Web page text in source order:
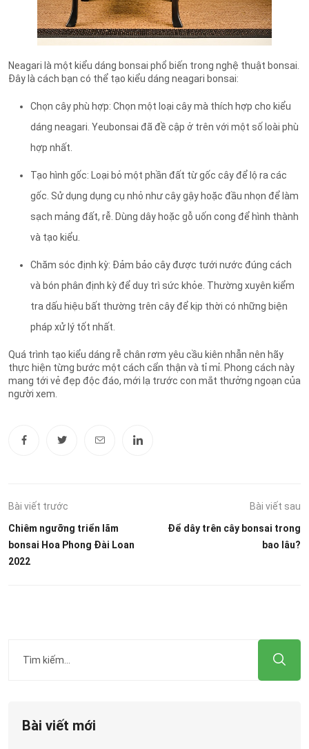
Neagari là một kiểu dáng bonsai phổ biến trong nghệ thuật bonsai.
Đây là cách bạn có thể tạo kiểu dáng neagari bonsai:
Chọn cây phù hợp: Chọn một loại cây mà thích hợp cho kiểu
dáng neagari. Yeubonsai đã đề cập ở trên với một số loài phù
hợp nhất.
Tạo hình gốc: Loại bỏ một phần đất từ gốc cây để lộ ra các
gốc. Sử dụng dụng cụ nhỏ như cây gậy hoặc đầu nhọn để làm
sạch mảng đất, rễ. Dùng dây hoặc gỗ uốn cong để hình thành
và tạo kiểu.
Chăm sóc định kỳ: Đảm bảo cây được tưới nước đúng cách
và bón phân định kỳ để duy trì sức khỏe. Thường xuyên kiểm
tra dấu hiệu bất thường trên cây để kịp thời có những biện
pháp xử lý tốt nhất.
Quá trình tạo kiểu dáng rễ chân rơm yêu cầu kiên nhẫn nên hãy
thực hiện từng bước một cách cẩn thận và tỉ mỉ. Phong cách này
mang tới vẻ đẹp độc đáo, mới lạ trước con mắt thưởng ngoạn của
người xem.
Bài viết trước
Chiêm ngưỡng triển lãm
bonsai Hoa Phong Đài Loan
2022
Bài viết sau
Để dây trên cây bonsai trong
bao lâu?
Bài viết mới